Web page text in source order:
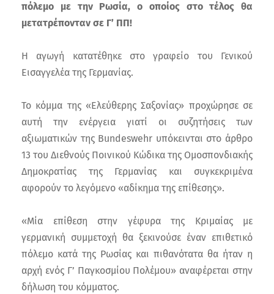
πόλεμο με την Ρωσία, ο οποίος στο τέλος θα
μετατρέπονταν σε Γ’ ΠΠ!
Η αγωγή κατατέθηκε στο γραφείο του Γενικού
Εισαγγελέα της Γερμανίας.
Το κόμμα της «Ελεύθερης Σαξονίας» προχώρησε σε
αυτή την ενέργεια γιατί οι συζητήσεις των
αξιωματικών της Bundeswehr υπόκεινται στο άρθρο
13 του Διεθνούς Ποινικού Κώδικα της Ομοσπονδιακής
Δημοκρατίας της Γερμανίας και συγκεκριμένα
αφορούν το λεγόμενο «αδίκημα της επίθεσης».
«Μία επίθεση στην γέφυρα της Κριμαίας με
γερμανική συμμετοχή θα ξεκινούσε έναν επιθετικό
πόλεμο κατά της Ρωσίας και πιθανότατα θα ήταν η
αρχή ενός Γ’ Παγκοσμίου Πολέμου» αναφέρεται στην
δήλωση του κόμματος.